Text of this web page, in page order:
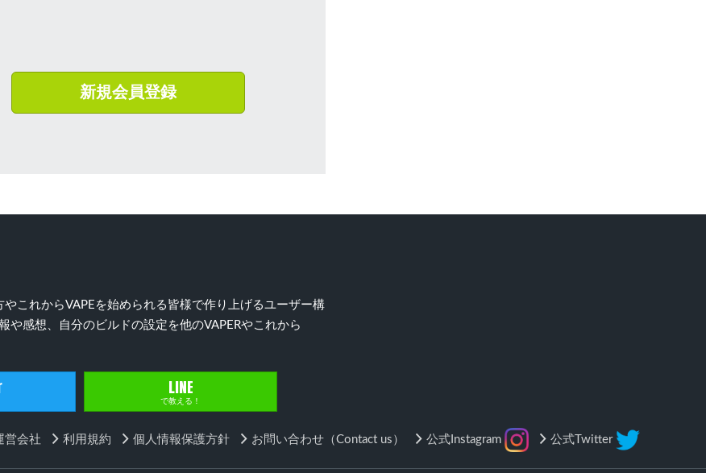
新規会員登録
これからVAPEを始められる皆様で作り上げるユーザー構
感想、自分のビルドの設定を他のVAPERやこれから
LINE
で教える！
営会社 利用規約 個人情報保護方針 お問い合わせ（Contact us） 公式Instagram 公式Twitter